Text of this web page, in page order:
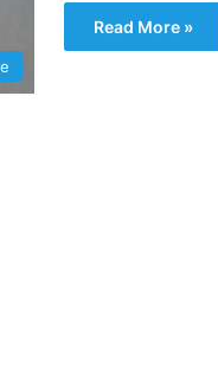
Read More »